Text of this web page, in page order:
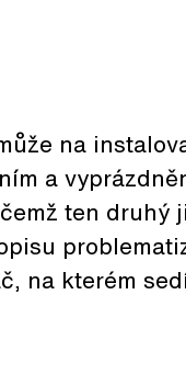
na
a
ten druhý
na kterém